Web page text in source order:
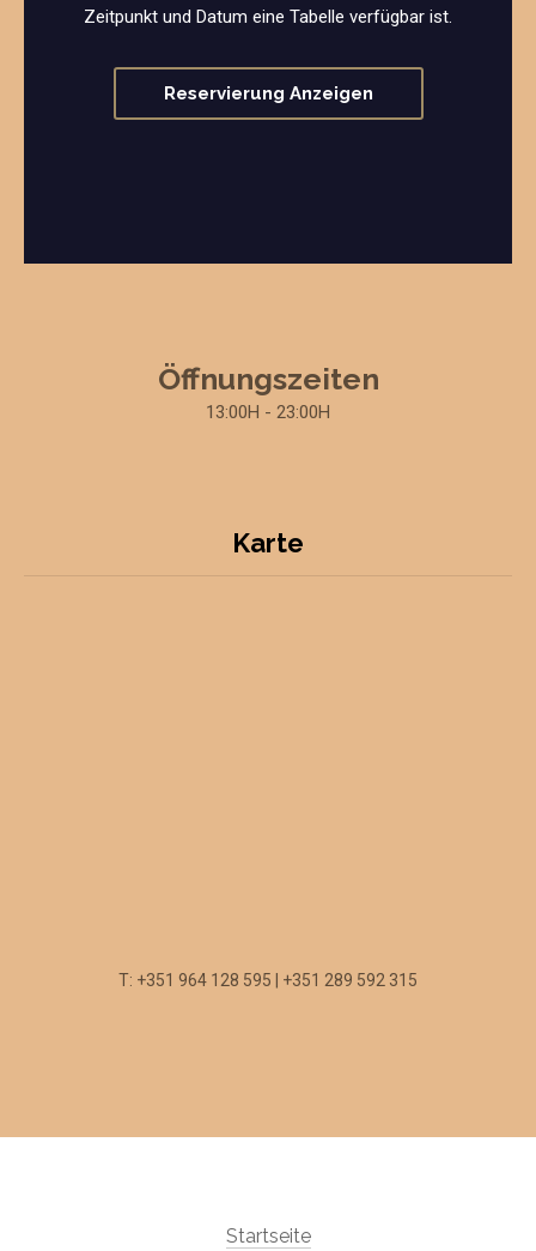
Zeitpunkt und Datum eine Tabelle verfügbar ist.
Reservierung Anzeigen
Öffnungszeiten
13:00H - 23:00H
Karte
T: +351 964 128 595 | +351 289 592 315
Startseite